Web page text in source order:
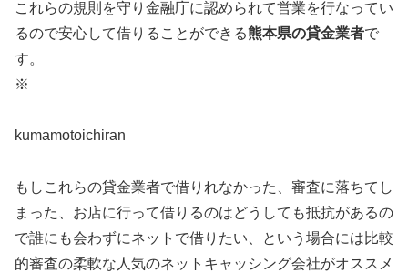
これらの規則を守り金融庁に認められて営業を行なってい
るので安心して借りることができる熊本県の貸金業者で
す。
※
kumamotoichiran
もしこれらの貸金業者で借りれなかった、審査に落ちてし
まった、お店に行って借りるのはどうしても抵抗があるの
で誰にも会わずにネットで借りたい、という場合には比較
的審査の柔軟な人気のネットキャッシング会社がオススメ